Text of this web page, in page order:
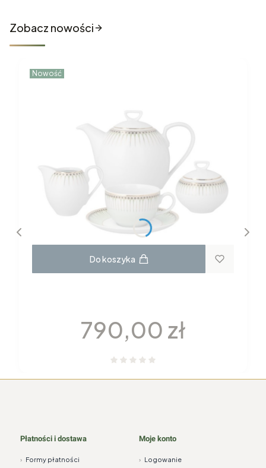
Zobacz nowości
Nowość
Do koszyka
Cena
790,00 zł
Płatności i dostawa
› Formy płatności
Moje konto
› Logowanie